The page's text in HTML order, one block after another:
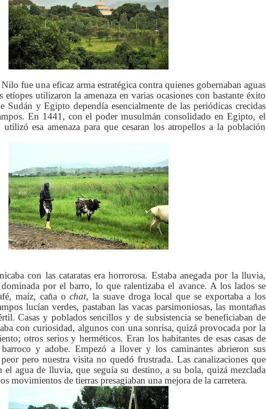
fue una eficaz arma estratégica contra quienes gobernaban aguas
etíopes utilizaron la amenaza en varias ocasiones con bastante éxito
Sudán y Egipto dependía esencialmente de las periódicas crecidas
En 1441, con el poder musulmán consolidado en Egipto, el
utilizó esa amenaza para que cesaran los atropellos a la población
con las cataratas era horrorosa. Estaba anegada por la lluvia,
por el barro, lo que ralentizaba el avance. A los lados se
maíz, caña ochat, la suave droga local que se exportaba a los
lucían verdes, pastaban las vacas parsimoniosas, las montañas
Casas y poblados sencillos y de subsistencia se beneficiaban de
con curiosidad, algunos con una sonrisa, quizá provocada por la
otros serios y herméticos. Eran los habitantes de esas casas de
barroco y adobe. Empezó a llover y los caminantes abrieron sus
pero nuestra visita no quedó frustrada. Las canalizaciones que
el agua de lluvia, que seguía su destino, a su bola, quizá mezclada
movimientos de tierras presagiaban una mejora de la carretera.